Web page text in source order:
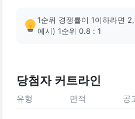
1순위 경쟁률이 1이하라면
예시) 1순위 0.8 : 1
당첨자 커트라인
유형 면적 공